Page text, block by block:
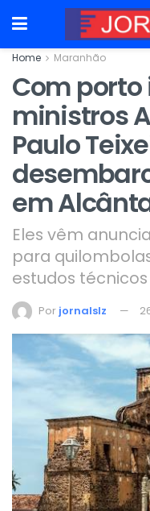
Home Maranhão
Com
ministros
Paulo
em
Eles vêm
para
estudos técnicos
Por jornalslz